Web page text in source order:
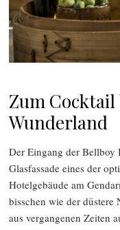
Zum Cocktail
Wunderland
Der Eingang der Bellboy
Glasfassade eines der
Hotelgebäude am
bisschen wie der
aus vergangenen Zeiten